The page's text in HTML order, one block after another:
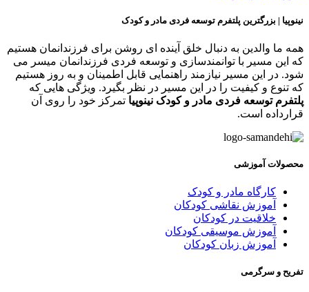
| بزرگترین پلتفرم توسعه فردی مادر و کودک
ما والدین به دنبال خلق آینده ای روشن برای فرزندانمان هستیم
این مسیر با توانمندسازی و توسعه فردی فرزندانمان میسر می
در این مسیر نیازمند راهنمایی قابل اطمینان و به روز هستیم
تنوع و کیفیت را در این مسیر در نظر بگیرد. ویژگی هایی که
توسعه فردی مادر و کودک نینوپیاتمرکز خود را روی آن
است.
آموزشی
کارگاه مادر و کودک
آموزش نقاشی کودکان
خلاقیت در کودکان
آموزش موسیقی کودکان
آموزش زبان کودکان
و سرگرمی